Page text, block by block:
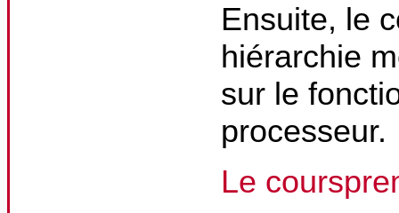
Ensuite, le
hiérarchie
sur le
processeur.
Le